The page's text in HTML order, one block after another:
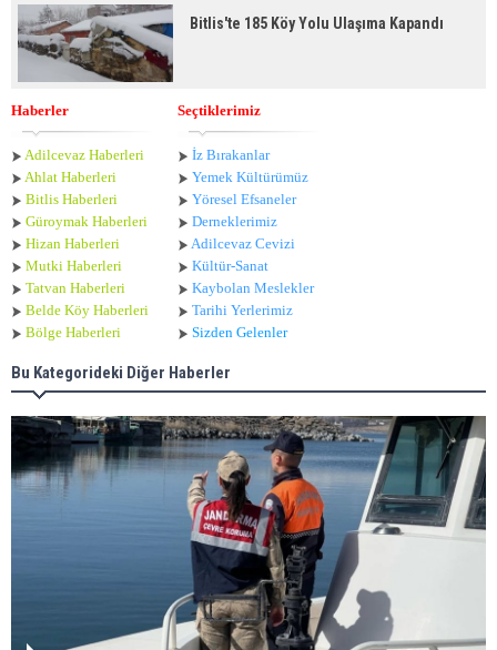
Bitlis'te 185 Köy Yolu Ulaşıma Kapandı
Haberler
Adilcevaz Haberleri
Ahlat Haberleri
Bitlis Haberleri
Güroymak Haberleri
Hizan Haberleri
Mutki Haberleri
Tatvan Haberleri
Belde Köy Haberleri
Bölge Haberleri
Seçtiklerimiz
İz Bırakanlar
Yemek Kültürümüz
Yöresel Efsaneler
Derneklerimiz
Adilcevaz Cevizi
Kültür-Sanat
Kaybolan Meslekler
Tarihi Yerlerimiz
Sizden Gelenler
Bu Kategorideki Diğer Haberler